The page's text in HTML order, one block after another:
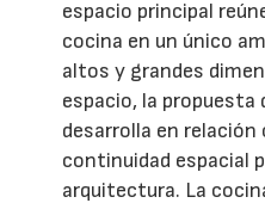
espacio principal
cocina en un único
altos y grandes
espacio, la
desarrolla en relación
continuidad espacial
arquitectura. La